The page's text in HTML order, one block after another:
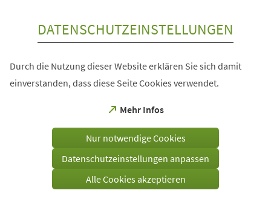
DATENSCHUTZEINSTELLUNGEN
Durch die Nutzung dieser Website erklären Sie sich damit
einverstanden, dass diese Seite Cookies verwendet.
Mehr Infos
(Öffnet
einem
Tab)
Nur notwendige Cookies
Datenschutzeinstellungen anpassen
Alle Cookies akzeptieren